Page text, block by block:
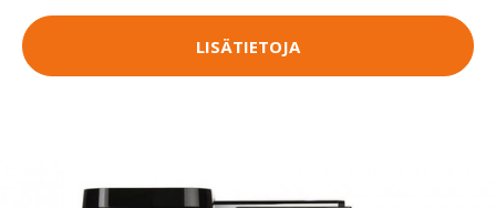
LISÄTIETOJA